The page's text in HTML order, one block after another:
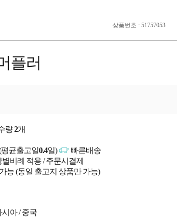
상품번호 : 51757053
플러
량2개
평균출고일0.4일)
빠른배송
별비례 적용 / 주문시결제
능 (동일 출고지 상품만 가능)
시아 / 중국